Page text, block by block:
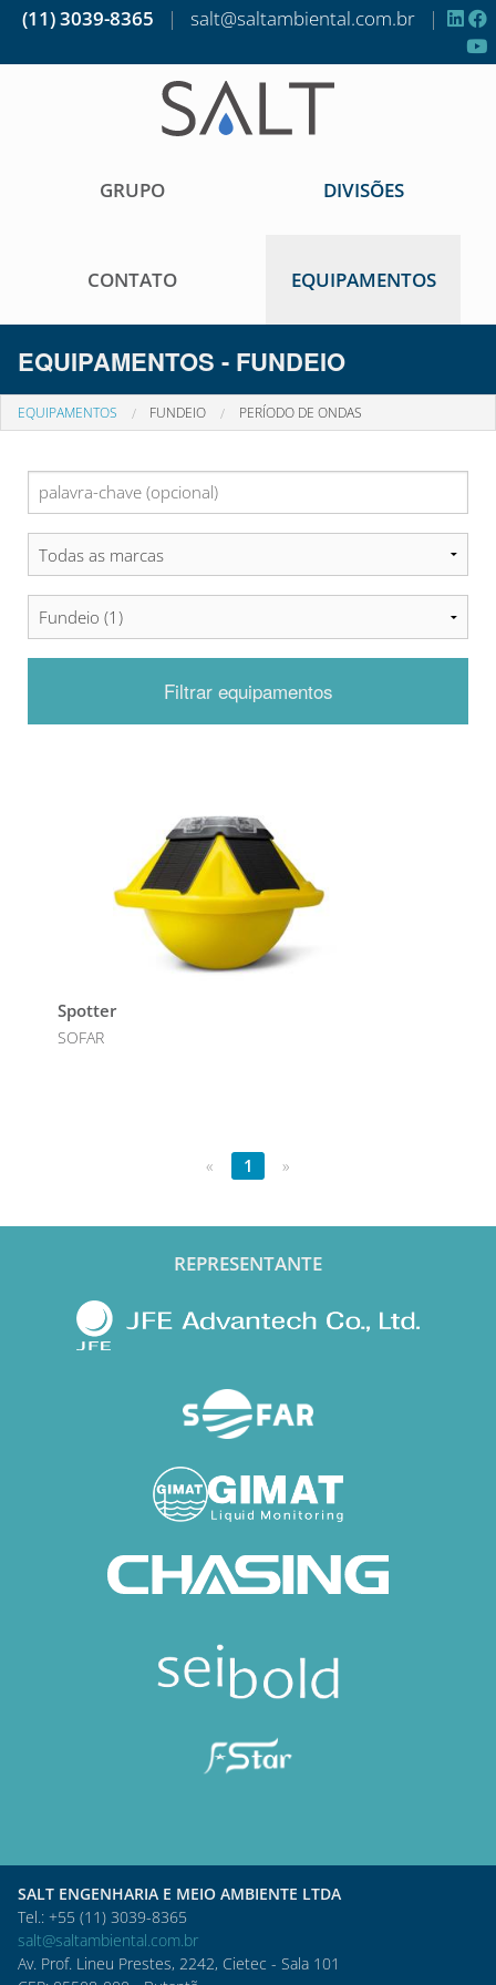
(11) 3039-8365 | salt@saltambiental.com.br |
GRUPO DIVISÕES
CONTATO EQUIPAMENTOS
EQUIPAMENTOS - FUNDEIO
EQUIPAMENTOS FUNDEIO PERÍODO DE ONDAS
Filtrar equipamentos
Spotter
SOFAR
« 1 »
REPRESENTANTE
SALT ENGENHARIA E MEIO AMBIENTE LTDA
Tel.: +55 (11) 3039-8365
salt@saltambiental.com.br
Av. Prof. Lineu Prestes, 2242, Cietec - Sala 101